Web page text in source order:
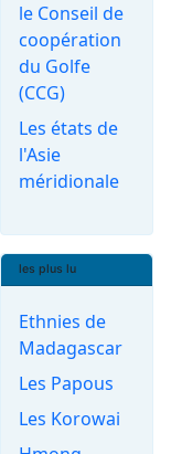
le Conseil de
coopération
du Golfe
(CCG)
Les états de
l'Asie
méridionale
les plus lu
Ethnies de
Madagascar
Les Papous
Les Korowai